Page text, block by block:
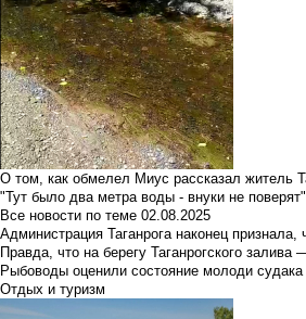
О том, как обмелел Миус рассказал житель
"Тут было два метра воды - внуки не поверят"
Все новости по теме 02.08.2025
Администрация Таганрога наконец
Правда, что на берегу Таганрогского
Рыбоводы оценили состояние молоди судака
Отдых и туризм